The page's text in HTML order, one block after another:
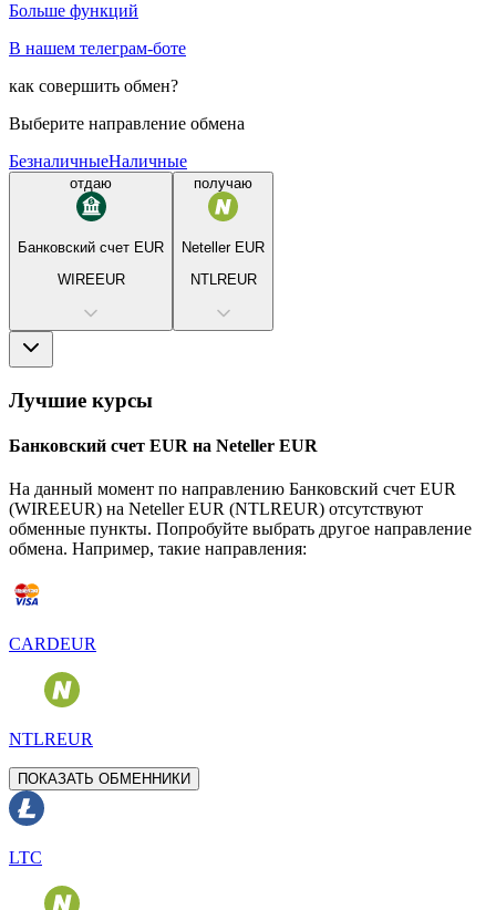
Больше функций
В нашем телеграм-боте
как совершить обмен?
Выберите направление обмена
БезналичныеНаличные
отдаю
Банковский счет EUR
WIREEUR
получаю
Neteller EUR
NTLREUR
Лучшие курсы
Банковский счет EUR на Neteller EUR
На данный момент по направлению Банковский счет EUR
(WIREEUR) на Neteller EUR (NTLREUR) отсутствуют
обменные пункты. Попробуйте выбрать другое направление
обмена. Например, такие направления:
CARDEUR
NTLREUR
ПОКАЗАТЬ ОБМЕННИКИ
LTC